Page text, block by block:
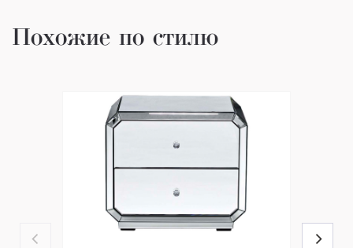
Похожие по стилю